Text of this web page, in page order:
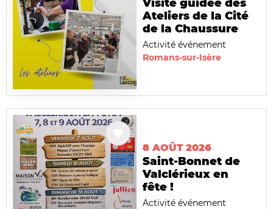
Visite guidée des
Ateliers de la Cité
de la Chaussure
Activité événement
Romans-sur-Isère
8 AOÛT 2026
Saint-Bonnet de
Valclérieux en
fête !
Activité événement